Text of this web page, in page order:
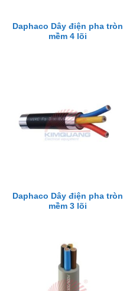
Daphaco Dây điện pha tròn
mềm 4 lõi
Daphaco Dây điện pha tròn
mềm 3 lõi